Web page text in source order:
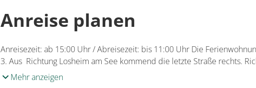
Anreise planen
Anreisezeit: ab 15:00 Uhr / Abreisezeit: bis 11:00 Uhr Die
3. Aus Richtung Losheim am See kommend die letzte Straße rechts.
Mehr anzeigen